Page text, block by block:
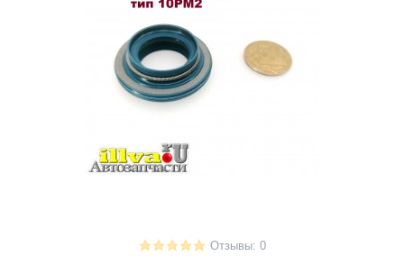
Отзывы: 0